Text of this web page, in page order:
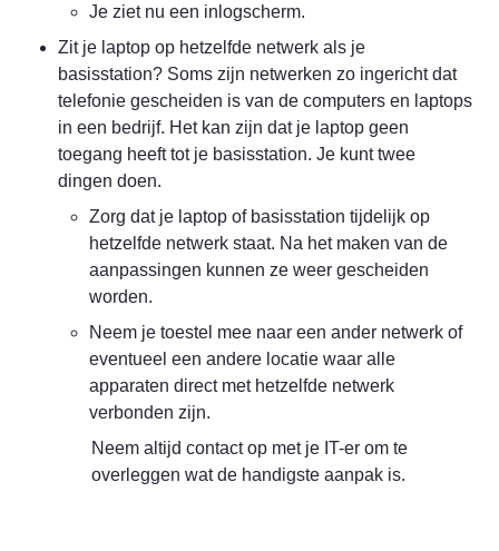
Je ziet nu een inlogscherm.
Zit je laptop op hetzelfde netwerk als je
basisstation? Soms zijn netwerken zo ingericht dat
telefonie gescheiden is van de computers en laptops
in een bedrijf. Het kan zijn dat je laptop geen
toegang heeft tot je basisstation. Je kunt twee
dingen doen.
Zorg dat je laptop of basisstation tijdelijk op
hetzelfde netwerk staat. Na het maken van de
aanpassingen kunnen ze weer gescheiden
worden.
Neem je toestel mee naar een ander netwerk of
eventueel een andere locatie waar alle
apparaten direct met hetzelfde netwerk
verbonden zijn.
Neem altijd contact op met je IT-er om te
overleggen wat de handigste aanpak is.